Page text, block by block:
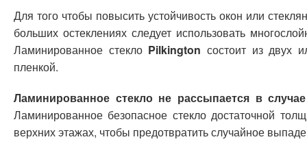
Для того чтобы повысить устойчивость окон или
больших остеклениях следует использовать
Ламинированное стекло Pilkingtonсостоит из двух
пленкой.
Ламинированное стекло не рассыпается в
Ламинированное безопасное стекло достаточной
верхних этажах, чтобы предотвратить случайное